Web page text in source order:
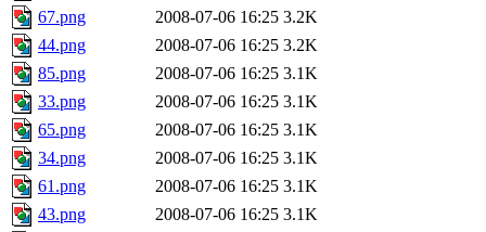
67.png
2008-07-06 16:25 3.2K
44.png
2008-07-06 16:25 3.2K
85.png
2008-07-06 16:25 3.1K
33.png
2008-07-06 16:25 3.1K
65.png
2008-07-06 16:25 3.1K
34.png
2008-07-06 16:25 3.1K
61.png
2008-07-06 16:25 3.1K
43.png
2008-07-06 16:25 3.1K